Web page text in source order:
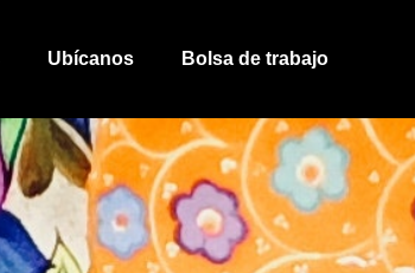
Ubícanos Bolsa de trabajo